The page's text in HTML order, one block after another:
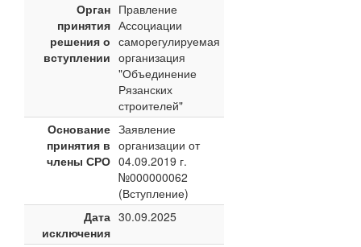
Орган
принятия
решения о
вступлении
Правление
Ассоциации
саморегулируемая
организация
"Объединение
Рязанских
строителей"
Основание
принятия в
члены СРО
Заявление
организации от
04.09.2019 г.
№000000062
(Вступление)
Дата
исключения
30.09.2025